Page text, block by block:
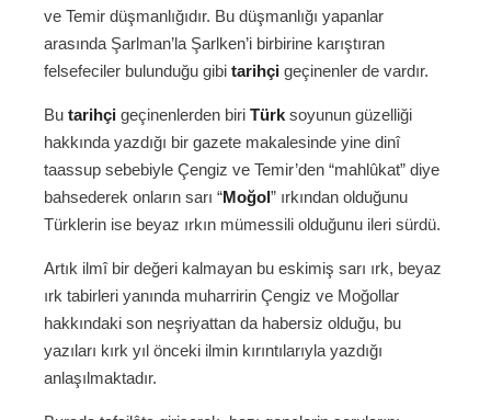
ve Temir düşmanlığıdır. Bu düşmanlığı yapanlar
arasında Şarlman’la Şarlken’i birbirine karıştıran
felsefeciler bulunduğu gibi tarihçi geçinenler de vardır.
Bu tarihçi geçinenlerden biri Türk soyunun güzelliği
hakkında yazdığı bir gazete makalesinde yine dinî
taassup sebebiyle Çengiz ve Temir’den “mahlûkat” diye
bahsederek onların sarı “Moğol” ırkından olduğunu
Türklerin ise beyaz ırkın mümessili olduğunu ileri sürdü.
Artık ilmî bir değeri kalmayan bu eskimiş sarı ırk, beyaz
ırk tabirleri yanında muharririn Çengiz ve Moğollar
hakkındaki son neşriyattan da habersiz olduğu, bu
yazıları kırk yıl önceki ilmin kırıntılarıyla yazdığı
anlaşılmaktadır.